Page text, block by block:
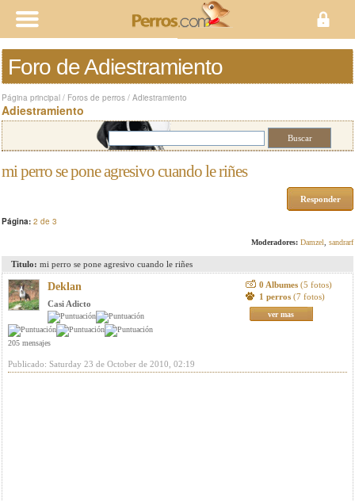
Foro de Adiestramiento
Página principal / Foros de perros / Adiestramiento
Adiestramiento
mi perro se pone agresivo cuando le riñes
Responder
Página: 2 de 3
Moderadores: Damzel sandrarf
Titulo: mi perro se pone agresivo cuando le riñes
Deklan
Casi Adicto
205 mensajes
0 Albumes (5 fotos)
1 perros (7 fotos)
ver mas
Publicado: Saturday 23 de October de 2010, 02:19